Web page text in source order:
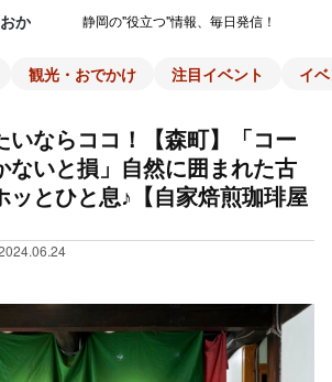
か 静岡の"役立つ"情報、毎日発信！
観光・おでかけ 注目イベント イ
いならココ！【森町】「コー
ないと損」自然に囲まれた古
ッとひと息♪【自家焙煎珈琲屋